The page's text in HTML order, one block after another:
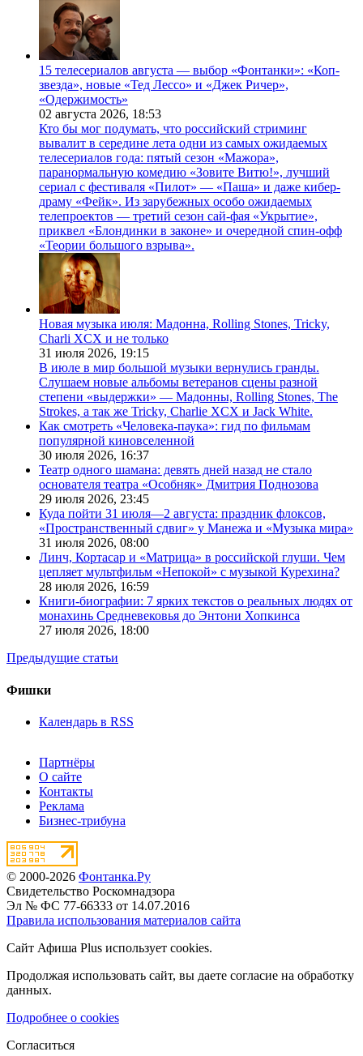
15 телесериалов августа — выбор «Фонтанки»: «Коп-
звезда», новые «Тед Лессо» и «Джек Ричер»,
«Одержимость»
02 августа 2026, 18:53
Кто бы мог подумать, что российский стриминг
вывалит в середине лета одни из самых ожидаемых
телесериалов года: пятый сезон «Мажора»,
паранормальную комедию «Зовите Витю!», лучший
сериал с фестиваля «Пилот» — «Паша» и даже кибер-
драму «Фейк». Из зарубежных особо ожидаемых
телепроектов — третий сезон сай-фая «Укрытие»,
приквел «Блондинки в законе» и очередной спин-офф
«Теории большого взрыва».
Новая музыка июля: Мадонна, Rolling Stones, Tricky,
Charli XCX и не только
31 июля 2026, 19:15
В июле в мир большой музыки вернулись гранды.
Слушаем новые альбомы ветеранов сцены разной
степени «выдержки» — Мадонны, Rolling Stones, The
Strokes, а так же Tricky, Charlie XCX и Jack White.
Как смотреть «Человека-паука»: гид по фильмам
популярной киновселенной
30 июля 2026, 16:37
Театр одного шамана: девять дней назад не стало
основателя театра «Особняк» Дмитрия Поднозова
29 июля 2026, 23:45
Куда пойти 31 июля—2 августа: праздник флоксов,
«Пространственный сдвиг» у Манежа и «Музыка мира»
31 июля 2026, 08:00
Линч, Кортасар и «Матрица» в российской глуши. Чем
цепляет мультфильм «Непокой» с музыкой Курехина?
28 июля 2026, 16:59
Книги-биографии: 7 ярких текстов о реальных людях от
монахинь Средневековья до Энтони Хопкинса
27 июля 2026, 18:00
Предыдущие статьи
Фишки
Календарь в RSS
Партнёры
О сайте
Контакты
Реклама
Бизнес-трибуна
© 2000-2026 Фонтанка.Ру
Свидетельство Роскомнадзора
Эл № ФС 77-66333 от 14.07.2016
Правила использования материалов сайта
Сайт Афиша Plus использует cookies.
Продолжая использовать сайт, вы даете согласие на обработку
данных.
Подробнее о cookies
Согласиться